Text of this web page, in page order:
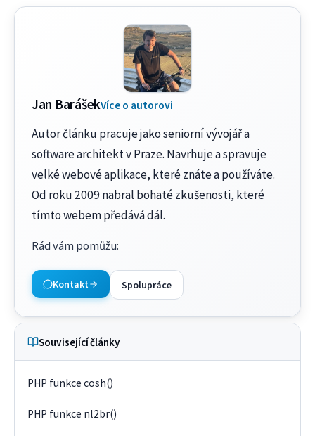
Jan BarášekVíce o autorovi
Autor článku pracuje jako seniorní vývojář a
software architekt v Praze. Navrhuje a spravuje
velké webové aplikace, které znáte a používáte.
Od roku 2009 nabral bohaté zkušenosti, které
tímto webem předává dál.
Rád vám pomůžu:
Kontakt Spolupráce
Související články
PHP funkce cosh()
PHP funkce nl2br()